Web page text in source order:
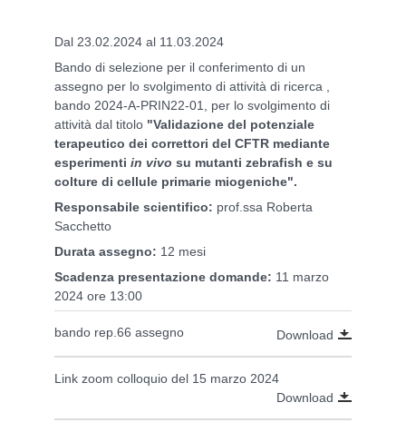
Dal 23.02.2024 al 11.03.2024
Bando di selezione per il conferimento di un
assegno per lo svolgimento di attività di ricerca ,
bando 2024-A-PRIN22-01, per lo svolgimento di
attività dal titolo "Validazione del potenziale
terapeutico dei correttori del CFTR mediante
esperimenti in vivo su mutanti zebrafish e su
colture di cellule primarie miogeniche".
Responsabile scientifico: prof.ssa Roberta
Sacchetto
Durata assegno: 12 mesi
Scadenza presentazione domande: 11 marzo
2024 ore 13:00
bando rep.66 assegno Download
Link zoom colloquio del 15 marzo 2024
Download